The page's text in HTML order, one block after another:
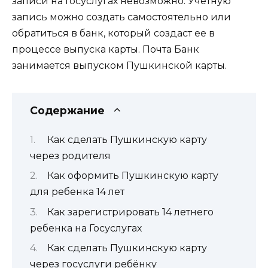
запись можно создать самостоятельно или
обратиться в банк, который создаст ее в
процессе выпуска карты. Почта Банк
занимается выпуском Пушкинской карты.
Содержание
Как сделать Пушкинскую карту
через родителя
Как оформить Пушкинскую карту
для ребенка 14 лет
Как зарегистрировать 14 летнего
ребенка на Госуслугах
Как сделать Пушкинскую карту
через госуслуги ребёнку